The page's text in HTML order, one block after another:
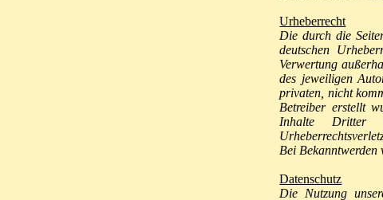
Urheberrecht
Die durch die
deutschen
Verwertung
des jeweiligen
privaten, nicht
Betreiber erstellt
Inhalte Dritter
Bei Bekanntwerden
Datenschutz
Die Nutzung